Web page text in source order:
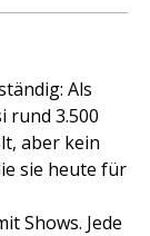
Als
rund 3.500
aber kein
sie heute für
Shows. Jede